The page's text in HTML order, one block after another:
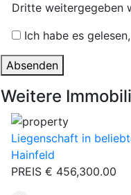
Dritte weitergegeben
Ich habe es
Weitere
Liegenschaft in
Hainfeld
PREIS € 456,300.00